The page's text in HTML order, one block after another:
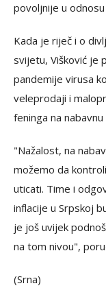
povoljnije u
Kada je riječ i o
svijetu, Višković je
pandemije virusa
veleprodaji i
feninga na nabavnu
"Nažalost, na
možemo da
uticati. Time i
inflacije u Srpskoj
je još uvijek
na tom nivou",
(Srna)